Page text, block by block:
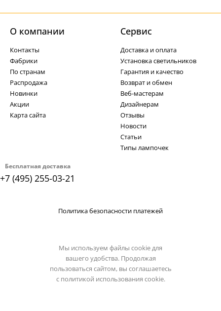
Бесплатная доставка
+7 (495) 255-03-21
О компании
Контакты
Фабрики
По странам
Распродажа
Новинки
Акции
Карта сайта
Cервис
Доставка и оплата
Установка светильников
Гарантия и качество
Возврат и обмен
Веб-мастерам
Дизайнерам
Отзывы
Новости
Статьи
Типы лампочек
Политика безопасности платежей
Мы используем файлы cookie для
вашего удобства. Продолжая
пользоваться сайтом, вы соглашаетесь
с политикой использования cookie.